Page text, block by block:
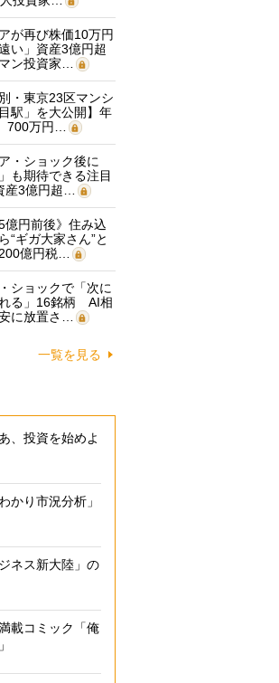
が再び株価10万円
い」資産3億円超
ン投資家…
・東京23区マンシ
駅」を大公開】年
700万円…
・ショック後に
も期待できる注目
産3億円超…
億円前後》住み込
“ギガ大家さん”と
億円税…
ショックで「次に
る」16銘柄 AI相
に放置さ…
一覧を見る
、投資を始めよ
かり市況分析」
ネス新大陸」の
載コミック「俺